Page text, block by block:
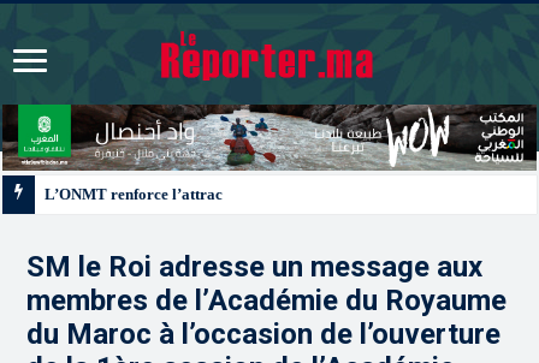
SM le Roi adresse un message aux
membres de l’Académie du Royaume
du Maroc à l’occasion de l’ouverture